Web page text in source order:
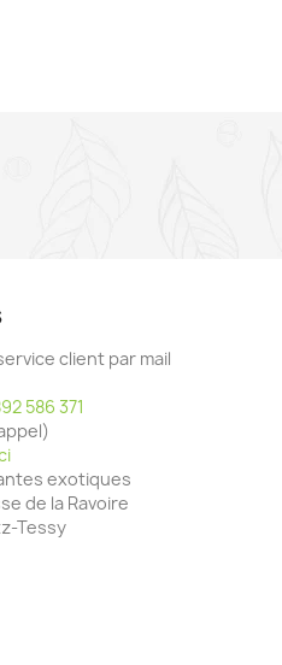
client par mail
586 371
exotiques
de la Ravoire
Tessy